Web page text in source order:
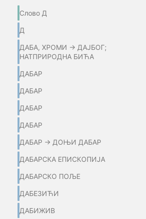
Слово Д
Д
ДАБА, ХРОМИ → ДАЈБОГ;
НАТПРИРОДНА БИЋА
ДАБАР
ДАБАР
ДАБАР
ДАБАР
ДАБАР → ДОЊИ ДАБАР
ДАБАРСКА ЕПИСКОПИЈА
ДАБАРСКО ПОЉЕ
ДАБЕЗИЋИ
ДАБИЖИВ